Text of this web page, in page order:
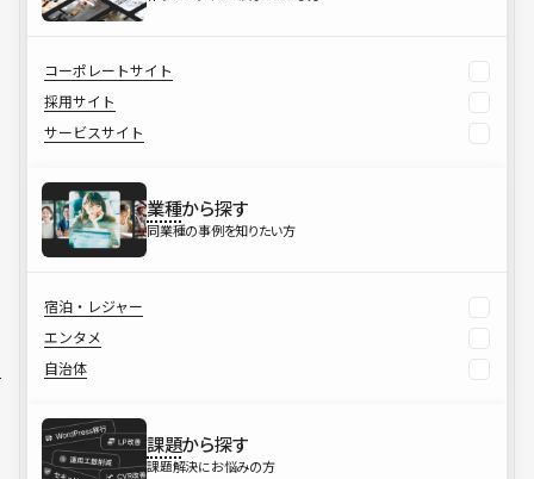
コーポレートサイト
採用サイト
サービスサイト
業種から探す
同業種の事例を知りたい方
宿泊・レジャー
エンタメ
自治体
課題から探す
課題解決にお悩みの方